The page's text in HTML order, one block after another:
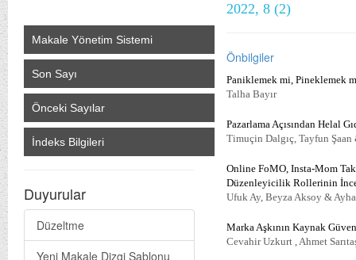
Makale Yönetim Sistemi
Son Sayı
Önceki Sayılar
İndeks Bilgileri
Duyurular
Düzeltme
Yeni Makale Dizgi Şablonu
2022, 8 (2)
Önbilgiler
Paniklemek mi, Pineklemek
Talha Bayır
Pazarlama Açısından Helal
Timuçin Dalgıç, Tayfun
Online FoMO, Insta-Mom
Düzenleyicilik Rollerinin
Ufuk Ay, Beyza Aksoy &
Marka Aşkının Kaynak
Cevahir Uzkurt , Ahmet